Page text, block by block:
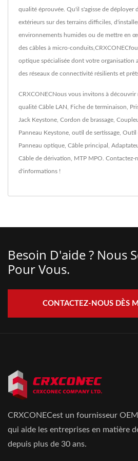
qualité éprouvée. Qu'il s'agisse de déployer
extérieurs sur des terrains difficiles,
environnements humides ou de mettre en
des câbles à micro-
optique spécialisée dont votre organisation
des réseaux de connectivité résilients et
CRXCONECNous vous invitons à
qualité Câble LAN Fiche de terminaison
Jack Keystone Cordon de brassage
Panneau Keystone outil de sertissage Outil
Panneau optique Câble principal
Câble de dérivation MTP MPO Contactez-
d'informations !
Besoin D'aide ? Nous
Pour Vous.
CONTACTEZ-NOUS DÈS
CRXCONECest un fournisseur
qui aide les entreprises en matière
depuis plus de 30 ans.